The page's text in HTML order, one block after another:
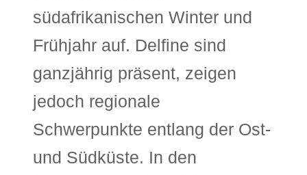
südafrikanischen Winter und
Frühjahr auf. Delfine sind
ganzjährig präsent, zeigen
jedoch regionale
Schwerpunkte entlang der Ost-
und Südküste. In den